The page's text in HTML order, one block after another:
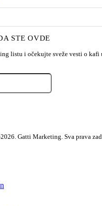
STE OVDE
listu i očekujte sveže vesti o kafi
Gatti Marketing. Sva prava